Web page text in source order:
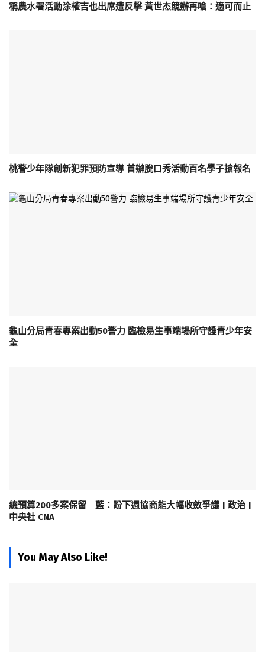
稱農水署活動涂權吉也出席遭反擊 黃世杰競辦再嗆：適可而止
桃警少年隊創新犯罪預防宣導 首辦脫口秀活動百名學子搶報名
龜山分局青春專案出動50警力 臨檢易生事端場所守護青少年安
全
總預算200多案保留 藍：盼下週協商能大幅收斂爭議 | 政治 |
中央社 CNA
You May Also Like!